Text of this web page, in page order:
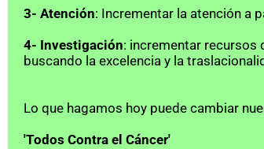
3- Atención: Incrementar la atención a
4- Investigación: incrementar recursos
buscando la excelencia y la
Lo que hagamos hoy puede cambiar
'Todos Contra el Cáncer'